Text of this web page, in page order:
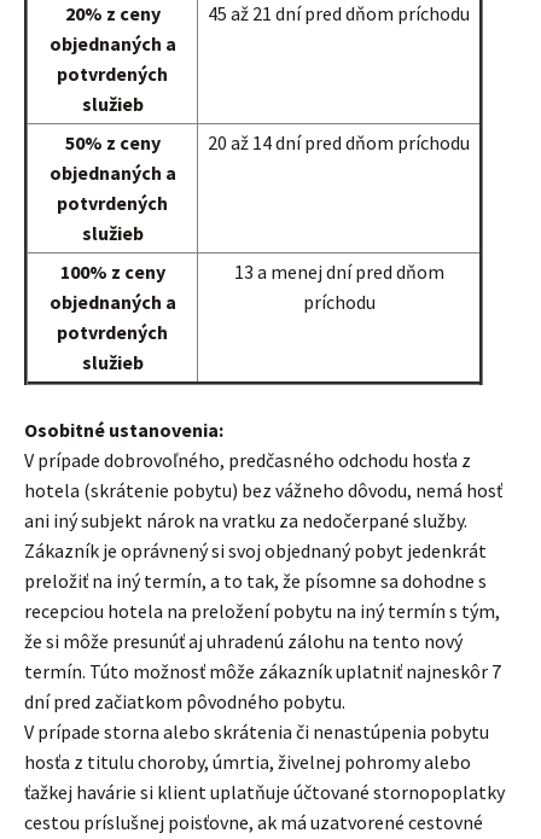
20% z ceny
objednaných a
potvrdených
služieb
45 až 21 dní pred dňom príchodu
50% z ceny
objednaných a
potvrdených
služieb
20 až 14 dní pred dňom príchodu
100% z ceny
objednaných a
potvrdených
služieb
13 a menej dní pred dňom
príchodu
Osobitné ustanovenia:
V prípade dobrovoľného, predčasného odchodu hosťa z
hotela (skrátenie pobytu) bez vážneho dôvodu, nemá hosť
ani iný subjekt nárok na vratku za nedočerpané služby.
Zákazník je oprávnený si svoj objednaný pobyt jedenkrát
preložiť na iný termín, a to tak, že písomne sa dohodne s
recepciou hotela na preložení pobytu na iný termín s tým,
že si môže presunúť aj uhradenú zálohu na tento nový
termín. Túto možnosť môže zákazník uplatniť najneskôr 7
dní pred začiatkom pôvodného pobytu.
V prípade storna alebo skrátenia či nenastúpenia pobytu
hosťa z titulu choroby, úmrtia, živelnej pohromy alebo
ťažkej havárie si klient uplatňuje účtované stornopoplatky
cestou príslušnej poisťovne, ak má uzatvorené cestovné